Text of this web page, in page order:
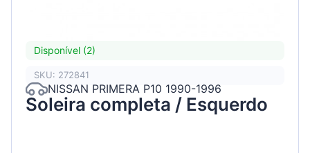
Disponível (2)
SKU: 272841
NISSAN PRIMERA P10 1990-1996
Soleira completa / Esquerdo